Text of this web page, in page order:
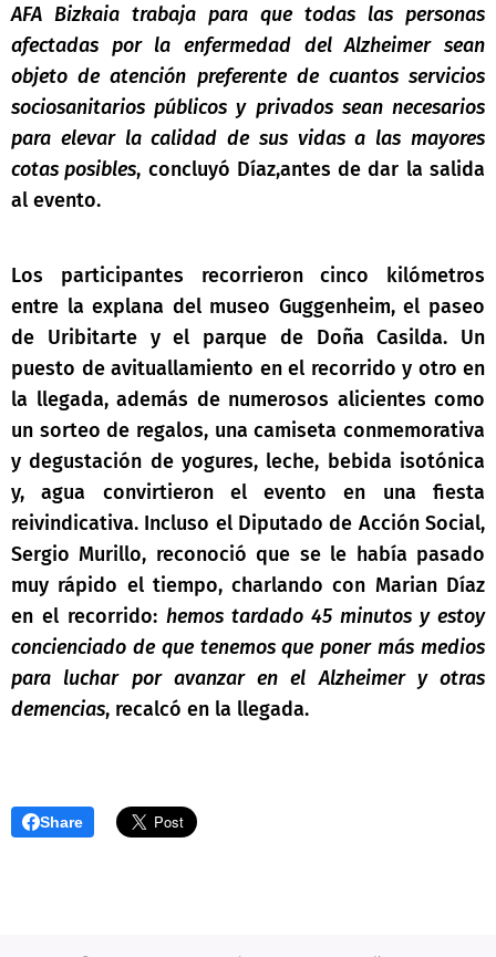
AFA Bizkaia trabaja para que todas las personas
afectadas por la enfermedad del Alzheimer sean
objeto de atención preferente de cuantos servicios
sociosanitarios públicos y privados sean necesarios
para elevar la calidad de sus vidas a las mayores
cotas posibles, concluyó Díaz,antes de dar la salida
al evento.
Los participantes recorrieron cinco kilómetros
entre la explana del museo Guggenheim, el paseo
de Uribitarte y el parque de Doña Casilda. Un
puesto de avituallamiento en el recorrido y otro en
la llegada, además de numerosos alicientes como
un sorteo de regalos, una camiseta conmemorativa
y degustación de yogures, leche, bebida isotónica
y, agua convirtieron el evento en una fiesta
reivindicativa. Incluso el Diputado de Acción Social,
Sergio Murillo, reconoció que se le había pasado
muy rápido el tiempo, charlando con Marian Díaz
en el recorrido: hemos tardado 45 minutos y estoy
concienciado de que tenemos que poner más medios
para luchar por avanzar en el Alzheimer y otras
demencias, recalcó en la llegada.
Share